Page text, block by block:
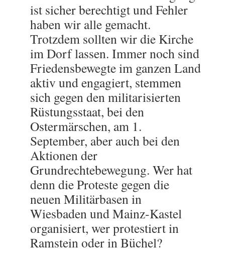
ist sicher berechtigt und Fehler
haben wir alle gemacht.
Trotzdem sollten wir die Kirche
im Dorf lassen. Immer noch sind
Friedensbewegte im ganzen Land
aktiv und engagiert, stemmen
sich gegen den militarisierten
Rüstungsstaat, bei den
Ostermärschen, am 1.
September, aber auch bei den
Aktionen der
Grundrechtebewegung. Wer hat
denn die Proteste gegen die
neuen Militärbasen in
Wiesbaden und Mainz-Kastel
organisiert, wer protestiert in
Ramstein oder in Büchel?